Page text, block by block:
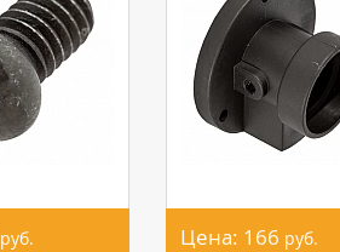
руб. Цена: 166 руб.